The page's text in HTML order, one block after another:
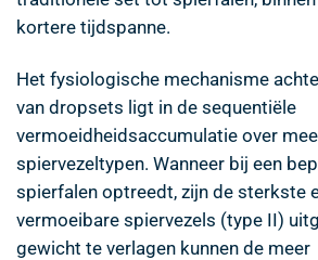
kortere tijdspanne.
Het fysiologische mechanisme
van dropsets ligt in de sequentiële
vermoeidheidsaccumulatie over
spiervezeltypen. Wanneer bij een
spierfalen optreedt, zijn de sterkste
vermoeibare spiervezels (type II)
gewicht te verlagen kunnen de meer